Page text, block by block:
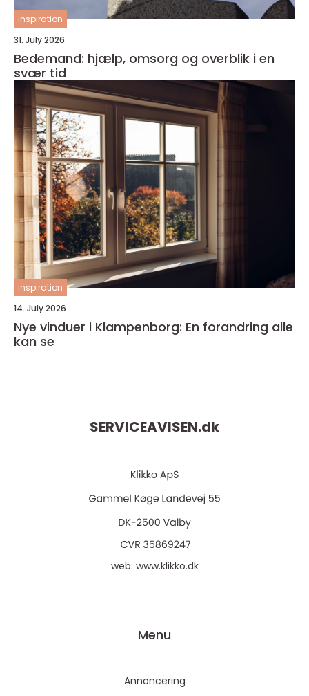
inspiration
31. July 2026
Bedemand: hjælp, omsorg og overblik i en
svær tid
inspiration
14. July 2026
Nye vinduer i Klampenborg: En forandring alle
kan se
SERVICEAVISEN.dk
web: www.klikko.dk
Menu
Annoncering